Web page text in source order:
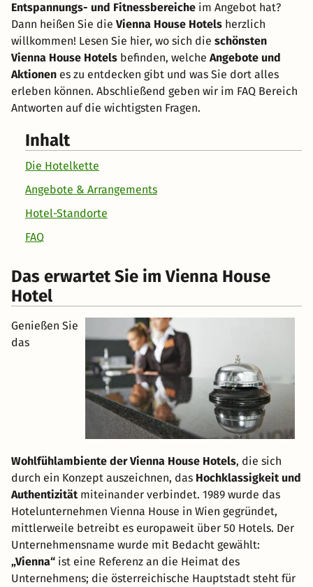
Entspannungs- und Fitnessbereiche im Angebot hat?
Dann heißen Sie die Vienna House Hotels herzlich
willkommen! Lesen Sie hier, wo sich die schönsten
Vienna House Hotels befinden, welche Angebote und
Aktionen es zu entdecken gibt und was Sie dort alles
erleben können. Abschließend geben wir im FAQ Bereich
Antworten auf die wichtigsten Fragen.
Inhalt
Die Hotelkette
Angebote & Arrangements
Hotel-Standorte
FAQ
Das erwartet Sie im Vienna House
Hotel
Genießen Sie
das
Wohlfühlambiente der Vienna House Hotels, die sich
durch ein Konzept auszeichnen, das Hochklassigkeit und
Authentizitätmiteinander verbindet. 1989 wurde das
Hotelunternehmen Vienna House in Wien gegründet,
mittlerweile betreibt es europaweit über 50 Hotels. Der
Unternehmensname wurde mit Bedacht gewählt:
„Vienna“ ist eine Referenz an die Heimat des
Unternehmens; die österreichische Hauptstadt steht für